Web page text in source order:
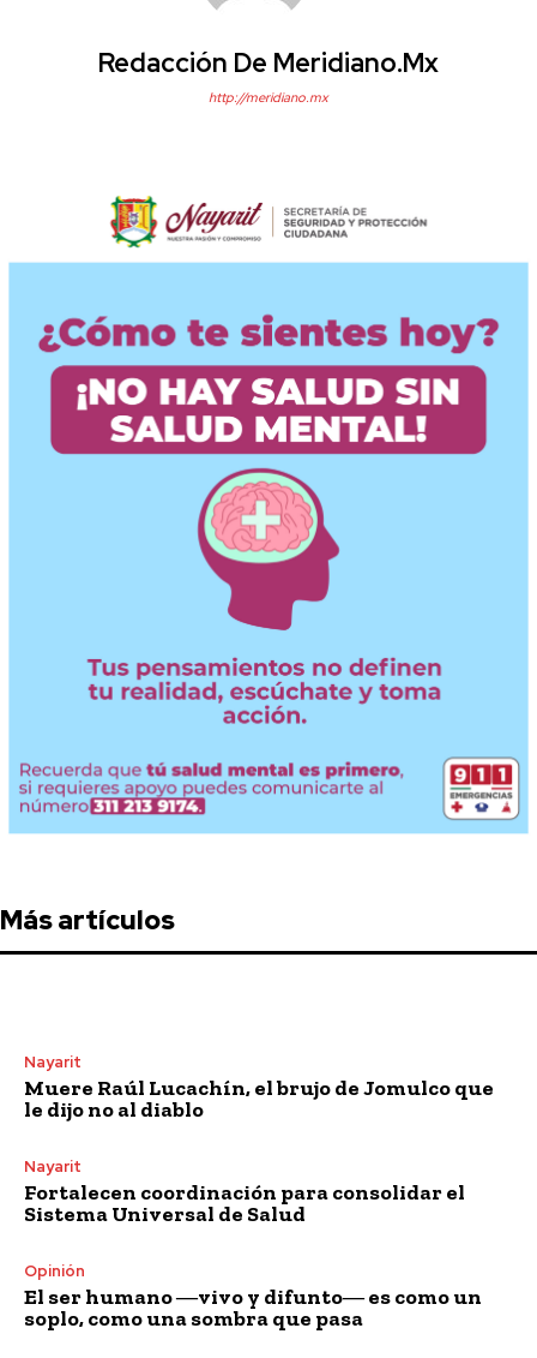
Redacción De Meridiano.mx
http://meridiano.mx
Más artículos
Nayarit
Muere Raúl Lucachín, el brujo de Jomulco que
le dijo no al diablo
Nayarit
Fortalecen coordinación para consolidar el
Sistema Universal de Salud
Opinión
El ser humano ―vivo y difunto― es como un
soplo, como una sombra que pasa